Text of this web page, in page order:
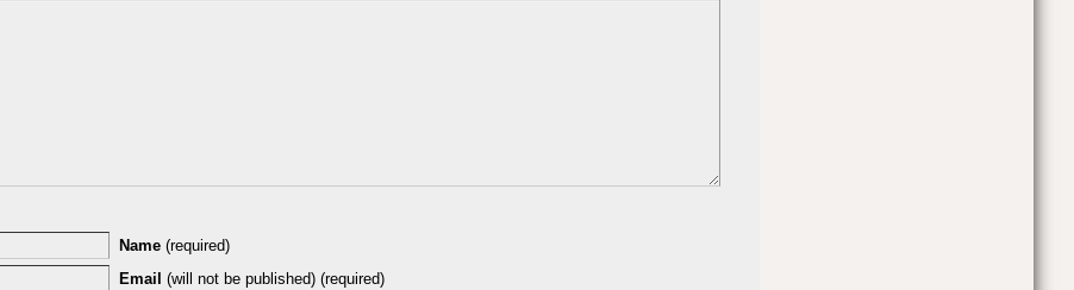
Name (required)
Email (will not be published) (required)